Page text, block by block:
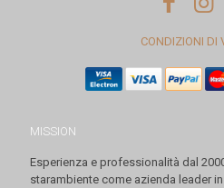
CONDIZIONI DI
MISSION
Esperienza e professionalità dal
starambiente come azienda leader